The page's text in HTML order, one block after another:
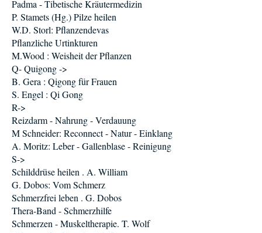
Padma - Tibetische Kräutermedizin
P. Stamets (Hg.) Pilze heilen
W.D. Storl: Pflanzendevas
Pflanzliche Urtinkturen
M.Wood : Weisheit der Pflanzen
Q- Quigong ->
B. Gera : Qigong für Frauen
S. Engel : Qi Gong
R->
Reizdarm - Nahrung - Verdauung
M Schneider: Reconnect - Natur - Einklang
A. Moritz: Leber - Gallenblase - Reinigung
S->
Schilddrüse heilen . A. William
G. Dobos: Vom Schmerz
Schmerzfrei leben . G. Dobos
Thera-Band - Schmerzhilfe
Schmerzen - Muskeltherapie. T. Wolf